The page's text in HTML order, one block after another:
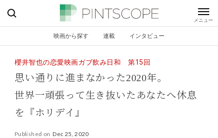
映画から探す 連載 インタビュー
櫻井智也の恋愛映画ガブ飲み日和 第15回
思い通りに進まなかった2020年。
世界一頑張って生き抜いたあなたへ休息
を『ホリデイ』
Published on Dec 25, 2020